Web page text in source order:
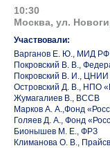
10:30
Москва, ул.
Участвовали:
Варганов Е. Ю., МИД РФ
Покровский В. В.,
Покровский В. И.,
Островский Д. В., НПО
Жумагалиев В., ВССВ
Марков А. А.,Фонд
Голяев Д. А., Фонд
Бионышев М. Е., ФРЗ
Климанова О. В.,